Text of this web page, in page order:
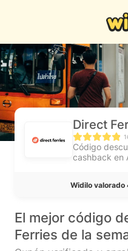
Direct
Código
cashback en
Widilo valorado
El mejor código
Ferries de la